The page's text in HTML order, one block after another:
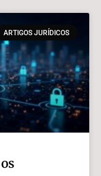
ARTIGOS JURÍDICOS